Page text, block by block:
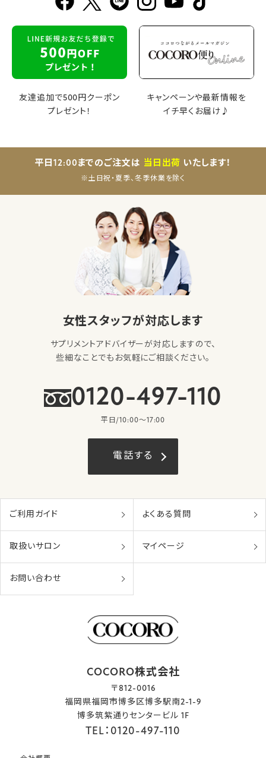
友達追加で500円クーポン
プレゼント！
キャンペーンや最新情報を
イチ早くお届け♪
平日12:00までのご注文は 当日出荷 いたします！
※土日祝・夏季、冬季休業を除く
女性スタッフが対応します
サプリメントアドバイザーが対応しますので、
些細なことでもお気軽にご相談ください。
0120-497-110
平日/10:00〜17:00
電話する
ご利用ガイド よくある質問
取扱いサロン マイページ
お問い合わせ
COCORO株式会社
〒812-0016
福岡県福岡市博多区博多駅南2-1-9
博多筑紫通りセンタービル 1F
TEL：0120-497-110